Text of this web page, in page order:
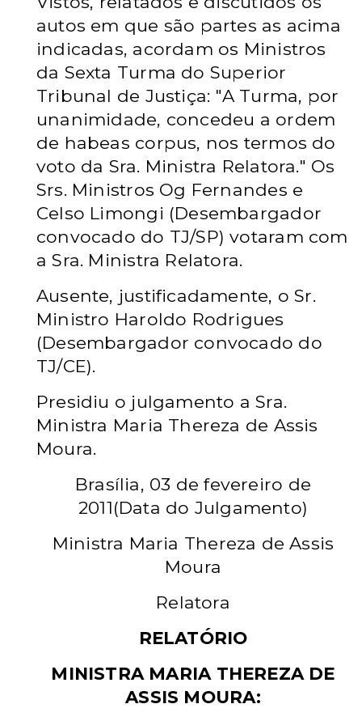
autos em que são partes as acima
indicadas, acordam os Ministros
da Sexta Turma do Superior
Tribunal de Justiça: "A Turma, por
unanimidade, concedeu a ordem
de habeas corpus, nos termos do
voto da Sra. Ministra Relatora." Os
Srs. Ministros Og Fernandes e
Celso Limongi (Desembargador
convocado do TJ/SP) votaram com
a Sra. Ministra Relatora.
Ausente, justificadamente, o Sr.
Ministro Haroldo Rodrigues
(Desembargador convocado do
TJ/CE).
Presidiu o julgamento a Sra.
Ministra Maria Thereza de Assis
Moura.
Brasília, 03 de fevereiro de
2011(Data do Julgamento)
Ministra Maria Thereza de Assis
Moura
Relatora
RELATÓRIO
MINISTRA MARIA THEREZA DE
ASSIS MOURA: